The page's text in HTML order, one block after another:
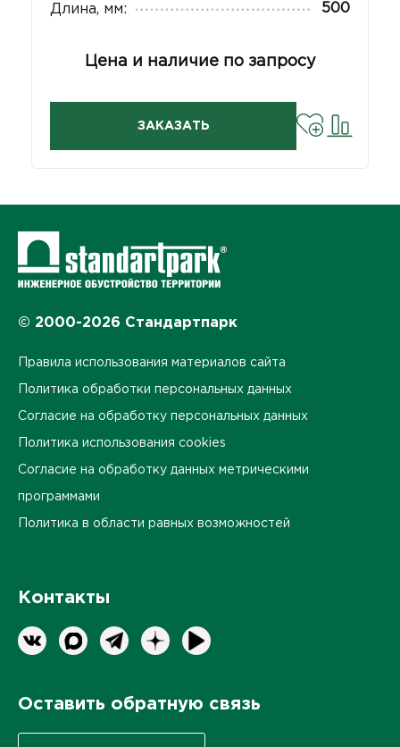
Длина, мм: 500
Цена и наличие по запросу
ЗАКАЗАТЬ
© 2000-2026 Стандартпарк
Правила использования материалов сайта
Политика обработки персональных данных
Согласие на обработку персональных данных
Политика использования cookies
Согласие на обработку данных метрическими
программами
Политика в области равных возможностей
Контакты
Оставить обратную связь